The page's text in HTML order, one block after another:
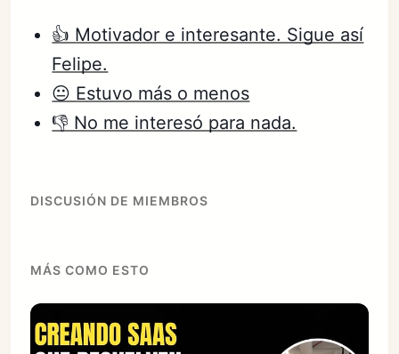
👍 Motivador e interesante. Sigue así
Felipe.
😐 Estuvo más o menos
👎 No me interesó para nada.
DISCUSIÓN DE MIEMBROS
MÁS COMO ESTO